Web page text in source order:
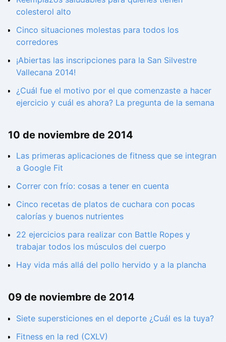
colesterol alto
Cinco situaciones molestas para todos los
corredores
¡Abiertas las inscripciones para la San Silvestre
Vallecana 2014!
¿Cuál fue el motivo por el que comenzaste a hacer
ejercicio y cuál es ahora? La pregunta de la semana
10 de noviembre de 2014
Las primeras aplicaciones de fitness que se integran
a Google Fit
Correr con frío: cosas a tener en cuenta
Cinco recetas de platos de cuchara con pocas
calorías y buenos nutrientes
22 ejercicios para realizar con Battle Ropes y
trabajar todos los músculos del cuerpo
Hay vida más allá del pollo hervido y a la plancha
09 de noviembre de 2014
Siete supersticiones en el deporte ¿Cuál es la tuya?
Fitness en la red (CXLV)